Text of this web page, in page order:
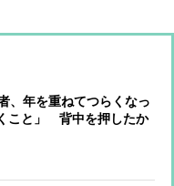
、年を重ねてつらくなっ
こと」 背中を押したか
ひと言「息が切れたら休